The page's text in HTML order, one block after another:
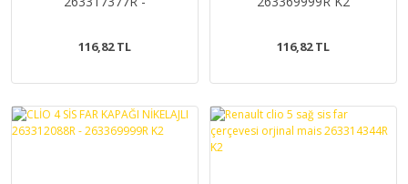
116,82 TL 116,82 TL